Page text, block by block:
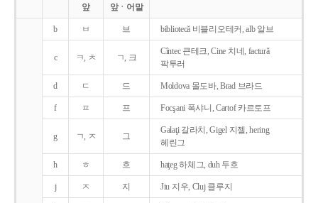
앞
앞ㆍ어말
b ㅂ 브 bibliotecǎ 비블리오테커, alb 알브
c ㅋ, ㅊ ㄱ, 크
Cîntec 큰테크, Cine 치네, facturǎ
팍투러
d ㄷ 드 Moldova 몰도바, Brad 브라드
f ㅍ 프 Focşani 폭샤니, Cartof 카르토프
g ㄱ, ㅈ 그
Galaţi 갈라치, Gigel 지젤, hering
헤린그
h ㅎ 흐 haţeg 하체그, duh 두흐
j ㅈ 지 Jiu 지우, Cluj 클루지